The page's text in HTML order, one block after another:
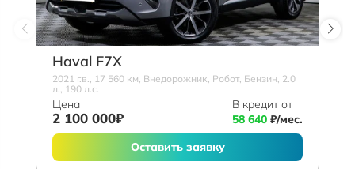
Haval F7X
2021 г.в., 17 560 км, Внедорожник, Робот, Бензин, 2.0
л., 190 л.с.
Цена
2 100 000₽
В кредит от
58 640 ₽/мес.
Оставить заявку